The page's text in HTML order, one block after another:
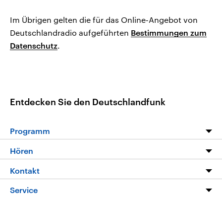
Im Übrigen gelten die für das Online-Angebot von
Deutschlandradio aufgeführten Bestimmungen zum
Datenschutz.
Entdecken Sie den Deutschlandfunk
Programm
Die Nachrichten
Nachrichtenleicht
Hören
Livestream
Kontakt
Hörerservice
Service